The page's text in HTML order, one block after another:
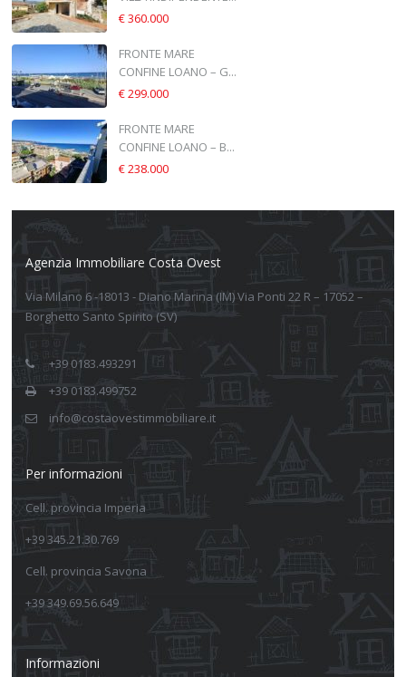
€ 360.000
FRONTE MARE
CONFINE LOANO – G...
€ 299.000
FRONTE MARE
CONFINE LOANO – B...
€ 238.000
Agenzia Immobiliare Costa Ovest
Via Milano 6 -18013 - Diano Marina (IM) Via Ponti 22 R – 17052 –
Borghetto Santo Spirito (SV)
+39 0183.493291
+39 0183.499752
info@costaovestimmobiliare.it
Per informazioni
Cell. provincia Imperia
+39 345.21.30.769
Cell. provincia Savona
+39 349.69.56.649
Informazioni